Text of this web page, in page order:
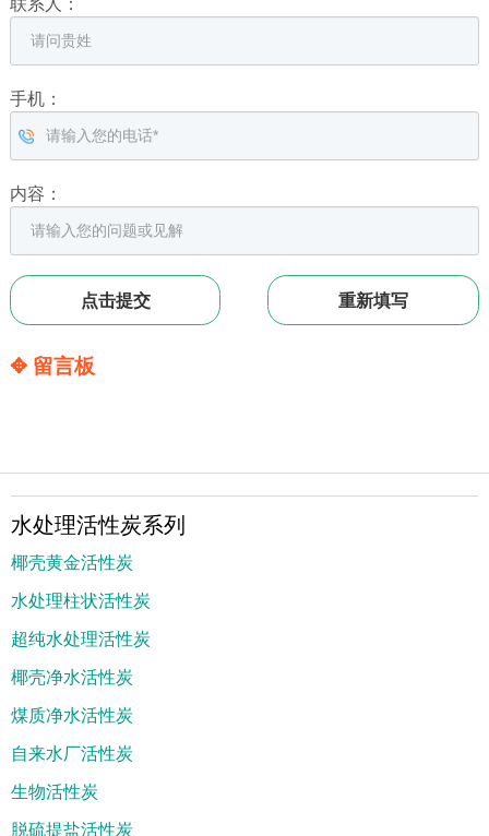
手机：
内容：
✥ 留言板
水处理活性炭系列
椰壳黄金活性炭
水处理柱状活性炭
超纯水处理活性炭
椰壳净水活性炭
煤质净水活性炭
自来水厂活性炭
生物活性炭
脱硫提盐活性炭